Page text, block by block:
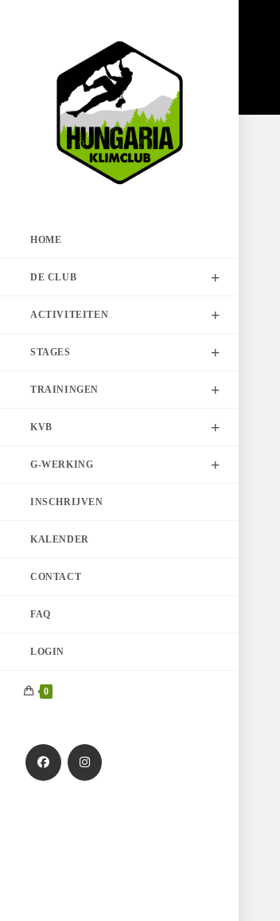
HOME
DE CLUB
ACTIVITEITEN
STAGES
TRAININGEN
KVB
G-WERKING
INSCHRIJVEN
KALENDER
CONTACT
FAQ
LOGIN
0